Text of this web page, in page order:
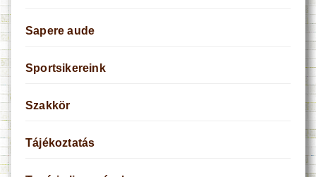
Sapere aude
Sportsikereink
Szakkör
Tájékoztatás